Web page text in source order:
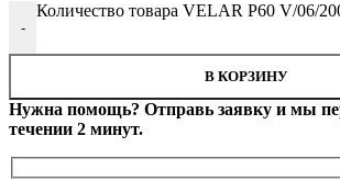
-
Количество товара VELAR P60 V/06/
В КОРЗИНУ
Нужна помощь? Отправь заявку и мы
течении 2 минут.